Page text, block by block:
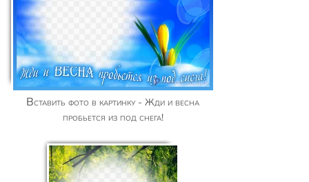
Вставить фото в картинку - Жди и весна
пробьется из под снега!